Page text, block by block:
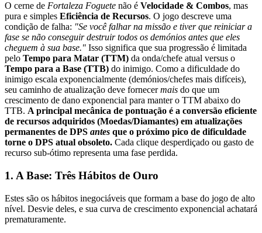
O cerne de Fortaleza Foguete não é Velocidade & Combos, mas
pura e simples Eficiência de Recursos. O jogo descreve uma
condição de falha: "Se você falhar na missão e tiver que reiniciar a
fase se não conseguir destruir todos os demónios antes que eles
cheguem à sua base." Isso significa que sua progressão é limitada
pelo Tempo para Matar (TTM) da onda/chefe atual versus o
Tempo para a Base (TTB) do inimigo. Como a dificuldade do
inimigo escala exponencialmente (demónios/chefes mais difíceis),
seu caminho de atualização deve fornecermais do que um
crescimento de dano exponencial para manter o TTM abaixo do
TTB. A principal mecânica de pontuação é a conversão eficiente
de recursos adquiridos (Moedas/Diamantes) em atualizações
permanentes de DPS antes que o próximo pico de dificuldade
torne o DPS atual obsoleto. Cada clique desperdiçado ou gasto de
recurso sub-ótimo representa uma fase perdida.
1. A Base: Três Hábitos de Ouro
Estes são os hábitos inegociáveis que formam a base do jogo de alto
nível. Desvie deles, e sua curva de crescimento exponencial achatará
prematuramente.